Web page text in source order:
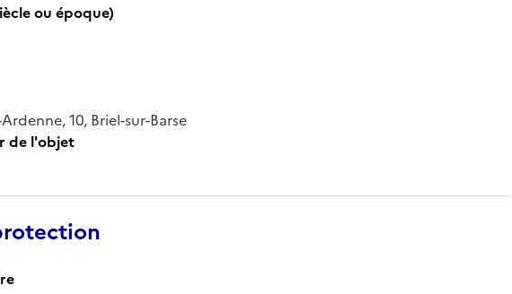
ou époque)
10, Briel-sur-Barse
de l'objet